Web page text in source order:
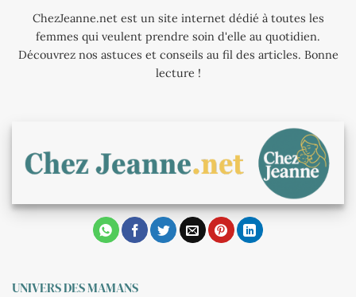
ChezJeanne.net est un site internet dédié à toutes les
femmes qui veulent prendre soin d'elle au quotidien.
Découvrez nos astuces et conseils au fil des articles. Bonne
lecture !
UNIVERS DES MAMANS